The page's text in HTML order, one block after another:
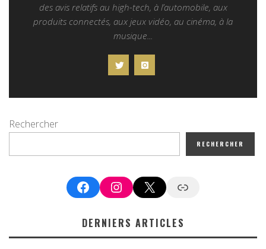
des avis relatifs au high-tech, à l’automobile, aux
produits connectés, aux jeux vidéo, au cinéma, à la
musique...
Rechercher
RECHERCHER
FacebookInstagram
X Google News
DERNIERS ARTICLES